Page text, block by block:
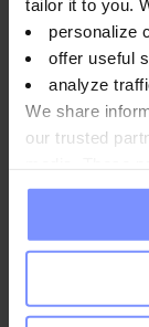
tailor it to you.
personalize
offer useful
analyze
We share
our trusted
information
collected
Südamerika und
Tribulus
ist während der
Bestandteil von
Tribulus-
Qualität des